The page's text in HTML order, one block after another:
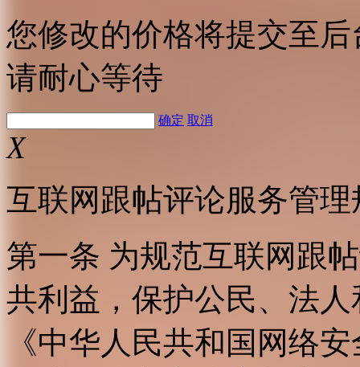
您修改的价格将提交至
请耐心等待
确定 取消
X
互联网跟帖评论服务管理
第一条 为规范互联网跟
共利益，保护公民、法
《中华人民共和国网络